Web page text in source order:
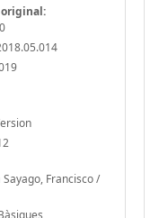
original:
Francisco /